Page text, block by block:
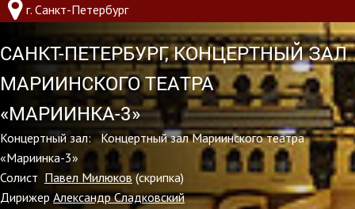
г. Санкт-Петербург
САНКТ-ПЕТЕРБУРГ, КОНЦЕРТНЫЙ ЗАЛ
МАРИИНСКОГО ТЕАТРА
«МАРИИНКА-3»
Концертный зал: Концертный зал Мариинского театра
«Мариинка-3»
Солист Павел Милюков(скрипка)
Дирижер Александр Сладковский